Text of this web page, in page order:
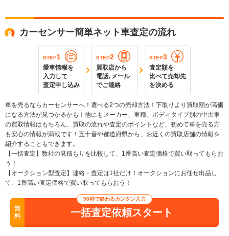
カーセンサー簡単ネット車査定の流れ
STEP1
愛車情報を
入力して
査定申し込み
STEP2
買取店から
電話､メール
でご連絡
STEP3
査定額を
比べて売却先
を決める
車を売るならカーセンサーへ！選べる2つの売却方法！下取りより買取額が高価
になる方法が見つかるかも！他にもメーカー、車種、ボディタイプ別の中古車
の買取情報はもちろん、買取の流れや査定のポイントなど、初めて車を売る方
も安心の情報が満載です！五十音や都道府県から、お近くの買取店舗の情報を
紹介することもできます。
【一括査定】数社の見積もりを比較して、1番高い査定価格で買い取ってもらお
う！
【オークション型査定】連絡・査定は1社だけ！オークションにお任せ出品し
て、1番高い査定価格で買い取ってもらおう！
無
料
90秒で終わるカンタン入力
一括査定依頼スタート